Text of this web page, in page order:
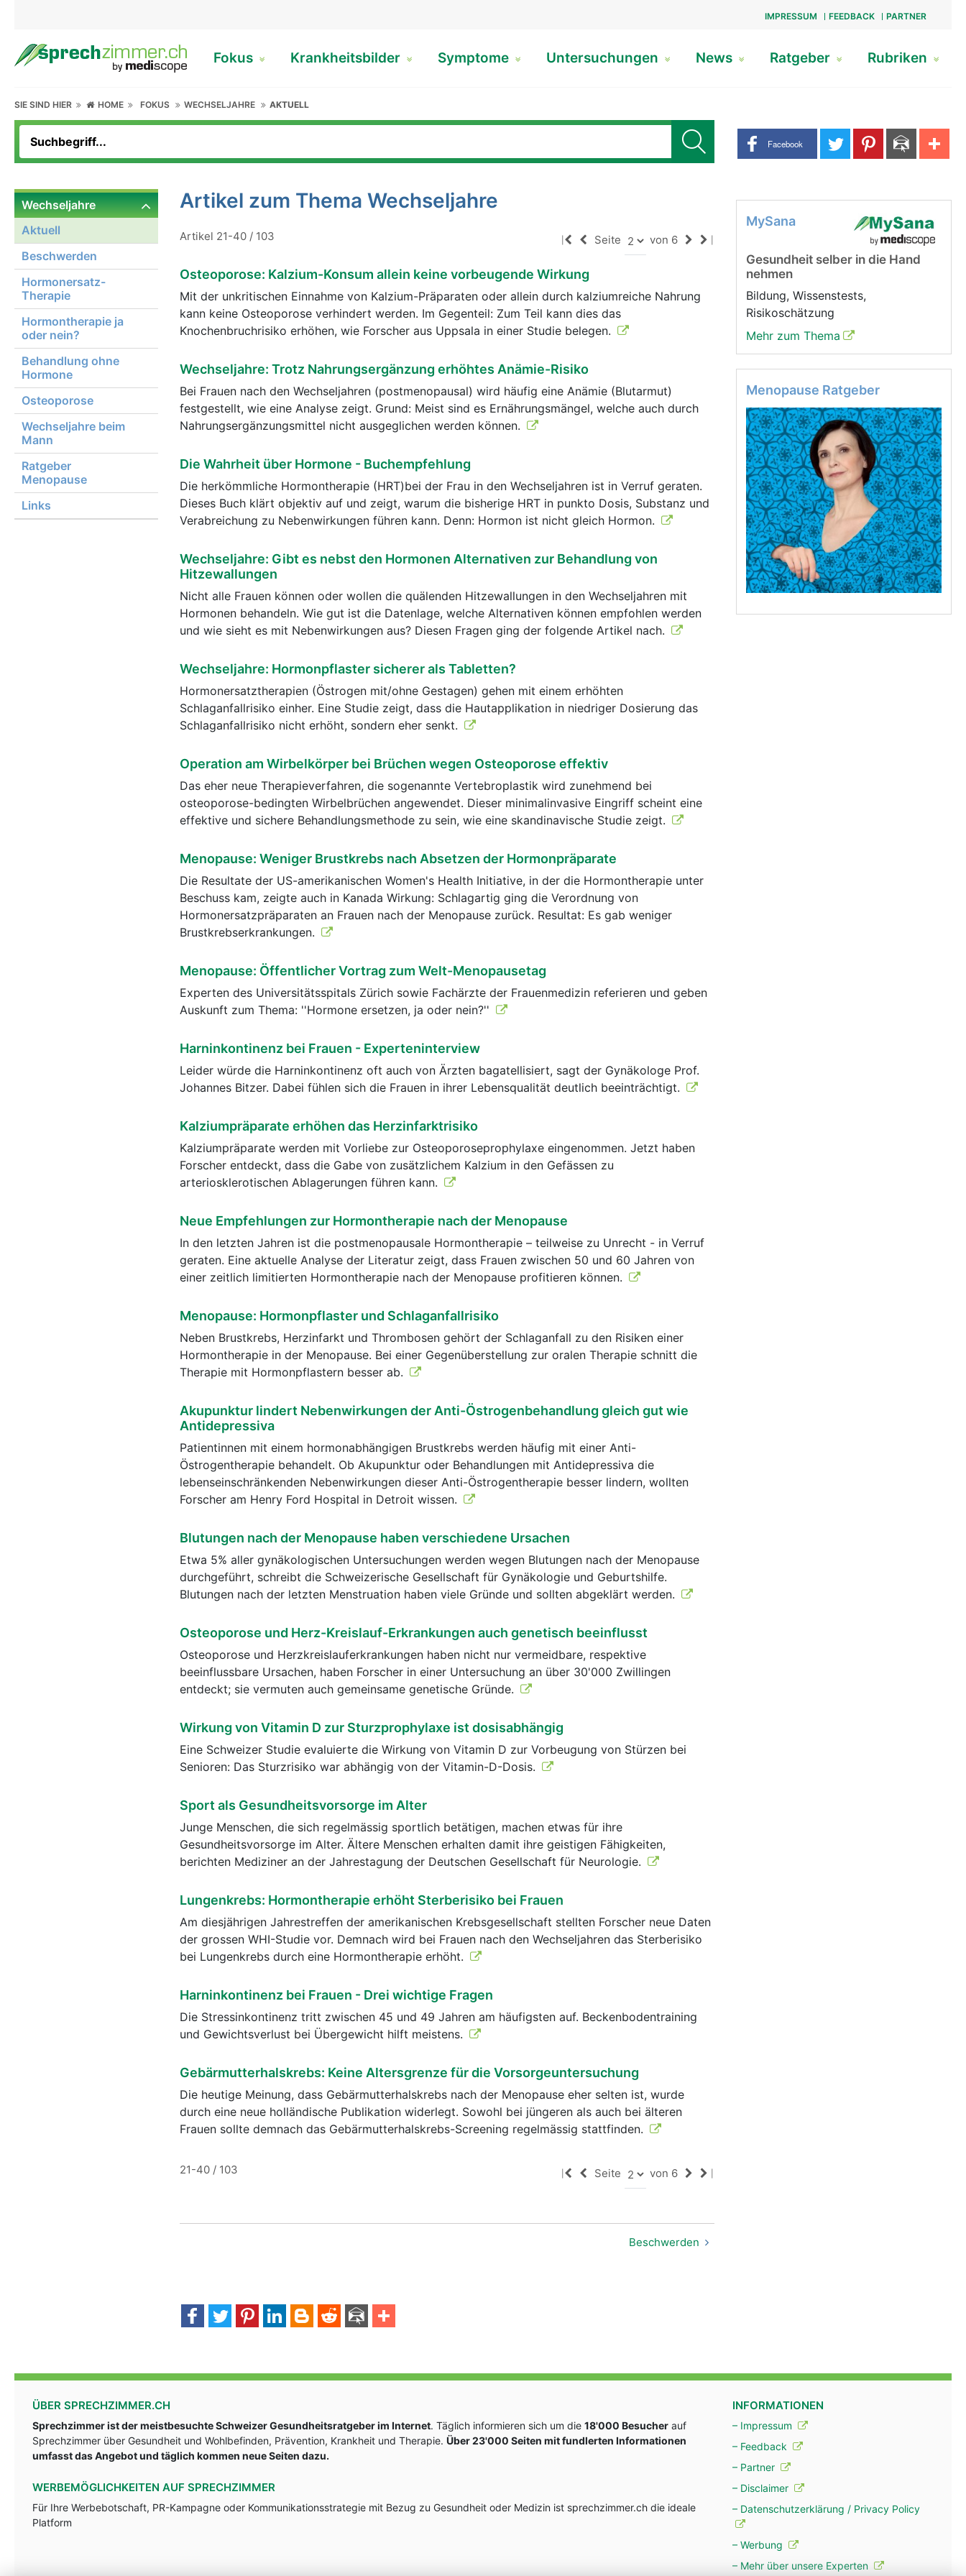
IMPRESSUM FEEDBACK PARTNER
Fokus Krankheitsbilder Symptome Untersuchungen News Ratgeber Rubriken
SIE SIND HIER HOME FOKUS WECHSELJAHRE AKTUELL
Share buttons
Facebook
Wechseljahre
Aktuell
Beschwerden
Hormonersatz-
Therapie
Hormontherapie ja
oder nein?
Behandlung ohne
Hormone
Osteoporose
Wechseljahre beim
Mann
Ratgeber
Menopause
Links
Artikel zum Thema Wechseljahre
Artikel 21-40 / 103 Seite von 6
Osteoporose: Kalzium-Konsum allein keine vorbeugende Wirkung
Mit der unkritischen Einnahme von Kalzium-Präparaten oder allein durch kalziumreiche Nahrung
kann keine Osteoporose verhindert werden. Im Gegenteil: Zum Teil kann dies das
Knochenbruchrisiko erhöhen, wie Forscher aus Uppsala in einer Studie belegen.
Wechseljahre: Trotz Nahrungsergänzung erhöhtes Anämie-Risiko
Bei Frauen nach den Wechseljahren (postmenopausal) wird häufig eine Anämie (Blutarmut)
festgestellt, wie eine Analyse zeigt. Grund: Meist sind es Ernährungsmängel, welche auch durch
Nahrungsergänzungsmittel nicht ausgeglichen werden können.
Die Wahrheit über Hormone - Buchempfehlung
Die herkömmliche Hormontherapie (HRT)bei der Frau in den Wechseljahren ist in Verruf geraten.
Dieses Buch klärt objektiv auf und zeigt, warum die bisherige HRT in punkto Dosis, Substanz und
Verabreichung zu Nebenwirkungen führen kann. Denn: Hormon ist nicht gleich Hormon.
Wechseljahre: Gibt es nebst den Hormonen Alternativen zur Behandlung von
Hitzewallungen
Nicht alle Frauen können oder wollen die quälenden Hitzewallungen in den Wechseljahren mit
Hormonen behandeln. Wie gut ist die Datenlage, welche Alternativen können empfohlen werden
und wie sieht es mit Nebenwirkungen aus? Diesen Fragen ging der folgende Artikel nach.
Wechseljahre: Hormonpflaster sicherer als Tabletten?
Hormonersatztherapien (Östrogen mit/ohne Gestagen) gehen mit einem erhöhten
Schlaganfallrisiko einher. Eine Studie zeigt, dass die Hautapplikation in niedriger Dosierung das
Schlaganfallrisiko nicht erhöht, sondern eher senkt.
Operation am Wirbelkörper bei Brüchen wegen Osteoporose effektiv
Das eher neue Therapieverfahren, die sogenannte Vertebroplastik wird zunehmend bei
osteoporose-bedingten Wirbelbrüchen angewendet. Dieser minimalinvasive Eingriff scheint eine
effektive und sichere Behandlungsmethode zu sein, wie eine skandinavische Studie zeigt.
Menopause: Weniger Brustkrebs nach Absetzen der Hormonpräparate
Die Resultate der US-amerikanischen Women's Health Initiative, in der die Hormontherapie unter
Beschuss kam, zeigte auch in Kanada Wirkung: Schlagartig ging die Verordnung von
Hormonersatzpräparaten an Frauen nach der Menopause zurück. Resultat: Es gab weniger
Brustkrebserkrankungen.
Menopause: Öffentlicher Vortrag zum Welt-Menopausetag
Experten des Universitätsspitals Zürich sowie Fachärzte der Frauenmedizin referieren und geben
Auskunft zum Thema: ''Hormone ersetzen, ja oder nein?''
Harninkontinenz bei Frauen - Experteninterview
Leider würde die Harninkontinenz oft auch von Ärzten bagatellisiert, sagt der Gynäkologe Prof.
Johannes Bitzer. Dabei fühlen sich die Frauen in ihrer Lebensqualität deutlich beeinträchtigt.
Kalziumpräparate erhöhen das Herzinfarktrisiko
Kalziumpräparate werden mit Vorliebe zur Osteoporoseprophylaxe eingenommen. Jetzt haben
Forscher entdeckt, dass die Gabe von zusätzlichem Kalzium in den Gefässen zu
arteriosklerotischen Ablagerungen führen kann.
Neue Empfehlungen zur Hormontherapie nach der Menopause
In den letzten Jahren ist die postmenopausale Hormontherapie – teilweise zu Unrecht - in Verruf
geraten. Eine aktuelle Analyse der Literatur zeigt, dass Frauen zwischen 50 und 60 Jahren von
einer zeitlich limitierten Hormontherapie nach der Menopause profitieren können.
Menopause: Hormonpflaster und Schlaganfallrisiko
Neben Brustkrebs, Herzinfarkt und Thrombosen gehört der Schlaganfall zu den Risiken einer
Hormontherapie in der Menopause. Bei einer Gegenüberstellung zur oralen Therapie schnitt die
Therapie mit Hormonpflastern besser ab.
Akupunktur lindert Nebenwirkungen der Anti-Östrogenbehandlung gleich gut wie
Antidepressiva
Patientinnen mit einem hormonabhängigen Brustkrebs werden häufig mit einer Anti-
Östrogentherapie behandelt. Ob Akupunktur oder Behandlungen mit Antidepressiva die
lebenseinschränkenden Nebenwirkungen dieser Anti-Östrogentherapie besser lindern, wollten
Forscher am Henry Ford Hospital in Detroit wissen.
Blutungen nach der Menopause haben verschiedene Ursachen
Etwa 5% aller gynäkologischen Untersuchungen werden wegen Blutungen nach der Menopause
durchgeführt, schreibt die Schweizerische Gesellschaft für Gynäkologie und Geburtshilfe.
Blutungen nach der letzten Menstruation haben viele Gründe und sollten abgeklärt werden.
Osteoporose und Herz-Kreislauf-Erkrankungen auch genetisch beeinflusst
Osteoporose und Herzkreislauferkrankungen haben nicht nur vermeidbare, respektive
beeinflussbare Ursachen, haben Forscher in einer Untersuchung an über 30'000 Zwillingen
entdeckt; sie vermuten auch gemeinsame genetische Gründe.
Wirkung von Vitamin D zur Sturzprophylaxe ist dosisabhängig
Eine Schweizer Studie evaluierte die Wirkung von Vitamin D zur Vorbeugung von Stürzen bei
Senioren: Das Sturzrisiko war abhängig von der Vitamin-D-Dosis.
Sport als Gesundheitsvorsorge im Alter
Junge Menschen, die sich regelmässig sportlich betätigen, machen etwas für ihre
Gesundheitsvorsorge im Alter. Ältere Menschen erhalten damit ihre geistigen Fähigkeiten,
berichten Mediziner an der Jahrestagung der Deutschen Gesellschaft für Neurologie.
Lungenkrebs: Hormontherapie erhöht Sterberisiko bei Frauen
Am diesjährigen Jahrestreffen der amerikanischen Krebsgesellschaft stellten Forscher neue Daten
der grossen WHI-Studie vor. Demnach wird bei Frauen nach den Wechseljahren das Sterberisiko
bei Lungenkrebs durch eine Hormontherapie erhöht.
Harninkontinenz bei Frauen - Drei wichtige Fragen
Die Stressinkontinenz tritt zwischen 45 und 49 Jahren am häufigsten auf. Beckenbodentraining
und Gewichtsverlust bei Übergewicht hilft meistens.
Gebärmutterhalskrebs: Keine Altersgrenze für die Vorsorgeuntersuchung
Die heutige Meinung, dass Gebärmutterhalskrebs nach der Menopause eher selten ist, wurde
durch eine neue holländische Publikation widerlegt. Sowohl bei jüngeren als auch bei älteren
Frauen sollte demnach das Gebärmutterhalskrebs-Screening regelmässig stattfinden.
21-40 / 103 Seite von 6
Beschwerden
MySana
Gesundheit selber in die Hand
nehmen
Bildung, Wissenstests,
Risikoschätzung
Mehr zum Thema
Menopause Ratgeber
ÜBER SPRECHZIMMER.CH
Sprechzimmer ist der meistbesuchte Schweizer Gesundheitsratgeber im Internet. Täglich informieren sich um die 18'000 Besucher auf
Sprechzimmer über Gesundheit und Wohlbefinden, Prävention, Krankheit und Therapie. Über 23'000 Seiten mit fundlerten Informationen
umfasst das Angebot und täglich kommen neue Seiten dazu.
WERBEMÖGLICHKEITEN AUF SPRECHZIMMER
Für Ihre Werbebotschaft, PR-Kampagne oder Kommunikationsstrategie mit Bezug zu Gesundheit oder Medizin ist sprechzimmer.ch die ideale
Platform
INFORMATIONEN
– Impressum
– Feedback
– Partner
– Disclaimer
– Datenschutzerklärung / Privacy Policy
– Werbung
– Mehr über unsere Experten